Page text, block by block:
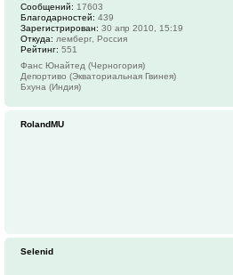
Сообщений: 17603
Благодарностей: 439
Зарегистрирован: 30 апр 2010, 15:19
Откуда: лемберг, Россия
Рейтинг: 551
Фанс Юнайтед (Черногория)
Депортиво (Экваториальная Гвинея)
Бхуна (Индия)
RolandMU
Selenid